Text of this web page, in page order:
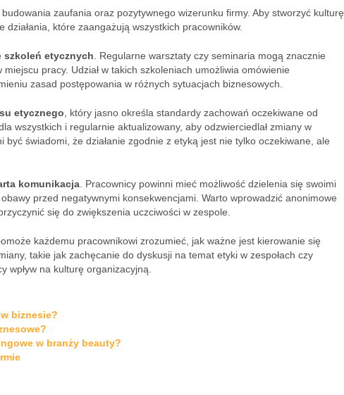
zaufania oraz pozytywnego wizerunku firmy. Aby stworzyć kulturę
które zaangażują wszystkich pracowników.
szkoleń etycznych . Regularne warsztaty czy seminaria mogą znacznie
pracy. Udział w takich szkoleniach umożliwia omówienie
zasad postępowania w różnych sytuacjach biznesowych.
etycznego , który jasno określa standardy zachowań oczekiwane od
wszystkich i regularnie aktualizowany, aby odzwierciedlał zmiany w
świadomi, że działanie zgodnie z etyką jest nie tylko oczekiwane, ale
komunikacja . Pracownicy powinni mieć możliwość dzielenia się swoimi
przed negatywnymi konsekwencjami. Warto wprowadzić anonimowe
się do zwiększenia uczciwości w zespole.
każdemu pracownikowi zrozumieć, jak ważne jest kierowanie się
takie jak zachęcanie do dyskusji na temat etyki w zespołach czy
wpływ na kulturę organizacyjną.
biznesie?
w branży beauty?